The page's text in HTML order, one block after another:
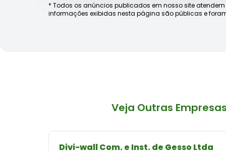
* Todos os anúncios publicados em nosso site atendem
informações exibidas nesta página são públicas e
Veja Outras
Divi-wall Com. e Inst. de Gesso Ltda